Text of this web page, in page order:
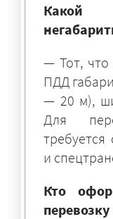
Какой
— Тот,
ПДД
— 20 м),
Для
и
Кто